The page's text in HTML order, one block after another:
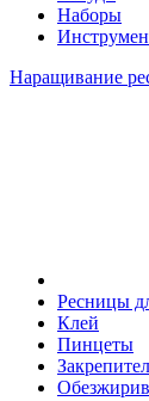
Наборы
Наращивание
Ресницы
Клей
Пинцеты